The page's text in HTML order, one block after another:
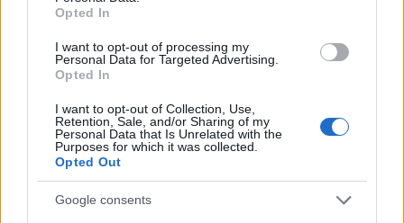
Opted In
I want to opt-out of processing my
Personal Data for Targeted Advertising.
Opted In
I want to opt-out of Collection, Use,
Retention, Sale, and/or Sharing of my
Personal Data that Is Unrelated with the
Purposes for which it was collected.
Opted Out
Google consents
BKK KM Építő Kft.
Látványos építési szakasz indult be a Flórián téri
felüljárón
A tartós nyári hőség jelentős kihívás elé állítja a KM Építőt,
ennek ellenére folyamatosan halad az aszfaltozás.
Paks II.: Mit jelent az 5. blokk új
árnyékában?